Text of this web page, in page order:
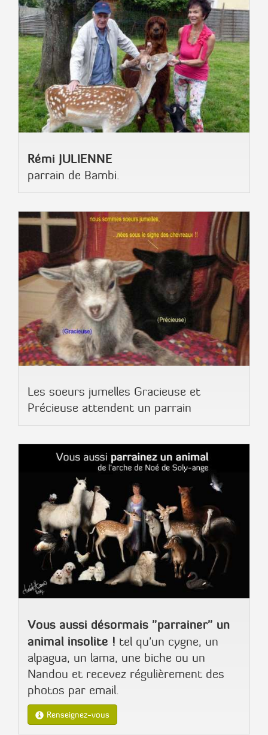
Rémi JULIENNE
parrain de Bambi.
Les soeurs jumelles Gracieuse et
Précieuse attendent un parrain
Vous aussi désormais "parrainer" un
animal insolite ! tel qu'un cygne, un
alpagua, un lama, une biche ou un
Nandou et recevez régulièrement des
photos par email.
Renseignez-vous